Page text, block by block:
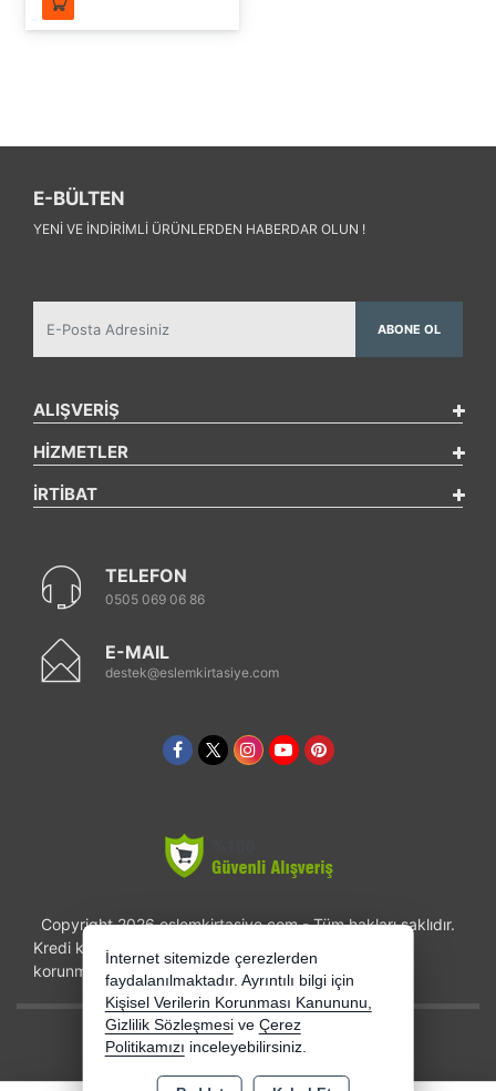
E-BÜLTEN
YENI VE INDIRIMLI ÜRÜNLERDEN HABERDAR OLUN !
ABONE OL
ALIŞVERİŞ
HİZMETLER
İRTİBAT
TELEFON
0505 069 06 86
E-MAIL
destek@eslemkirtasiye.com
Copyright 2026 eslemkirtasiye.com - Tüm hakları saklıdır.
Kredi kartı bilgileriniz 256bit SSL sertifikası ile
korunmaktadır.
Bu site AKINSOFT E-Ticaret ile hazırlanmıştır.
İnternet sitemizde çerezlerden
faydalanılmaktadır. Ayrıntılı bilgi için
Kişisel Verilerin Korunması Kanununu,
Gizlilik Sözleşmesi ve Çerez
Politikamızı inceleyebilirsiniz.